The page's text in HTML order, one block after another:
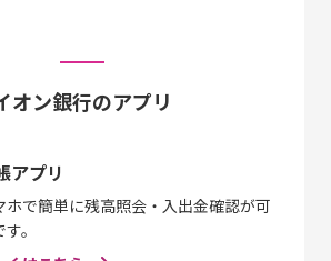
オン銀行のアプリ
アプリ
ホで簡単に残高照会・入出金確認が可
。